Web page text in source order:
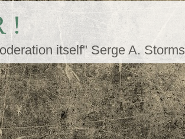
!
itself" Serge A. Storms